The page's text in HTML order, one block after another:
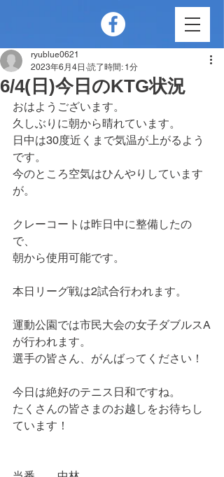
6/4(日)今日のKTG状況
ryublue0621
2023年6月4日 読了時間: 1分
おはようございます。
久しぶりに朝から晴れています。
日中は30度近くまで気温が上がるよう
です。
今のところ空気はひんやりしています
が。
クレーコートは昨日中に整備したの
で、
朝から使用可能です。
本日リーグ戦は2試合行われます。
運動公園では市民大会の女子ダブルスA
が行われます。
選手の皆さん、がんばってください！
今日は絶好のテニス日和ですね。
たくさんの皆さまのお越しをお待ちし
ています！